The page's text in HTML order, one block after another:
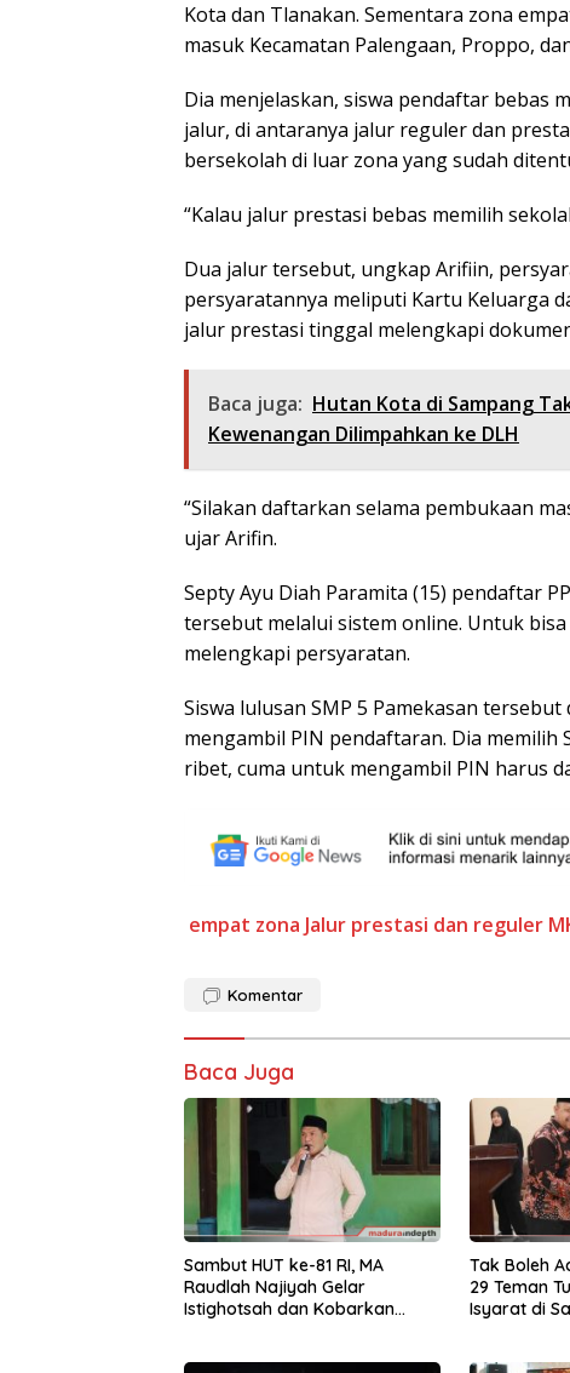
Kota dan Tlanakan. Sementara zona
masuk Kecamatan Palengaan, Proppo,
Dia menjelaskan, siswa pendaftar bebas
jalur, di antaranya jalur reguler dan
bersekolah di luar zona yang sudah
“Kalau jalur prestasi bebas memilih
Dua jalur tersebut, ungkap Arifiin,
persyaratannya meliputi Kartu Keluarga
jalur prestasi tinggal melengkapi
Baca juga: Hutan Kota di Sampang
Kewenangan Dilimpahkan ke DLH
“Silakan daftarkan selama pembukaan
ujar Arifin.
Septy Ayu Diah Paramita (15) pendaftar
tersebut melalui sistem online. Untuk
melengkapi persyaratan.
Siswa lulusan SMP 5 Pamekasan
mengambil PIN pendaftaran. Dia memilih
ribet, cuma untuk mengambil PIN harus
empat zona Jalur prestasi dan reguler
Komentar
Baca Juga
Sambut HUT ke-81 RI, MA
Raudlah Najiyah Gelar
Istighotsah dan Kobarkan
Tak Boleh
29 Teman
Isyarat di